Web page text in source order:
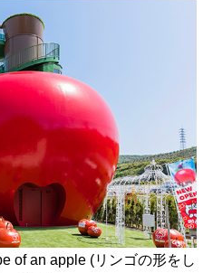
of an apple (リンゴの形をし